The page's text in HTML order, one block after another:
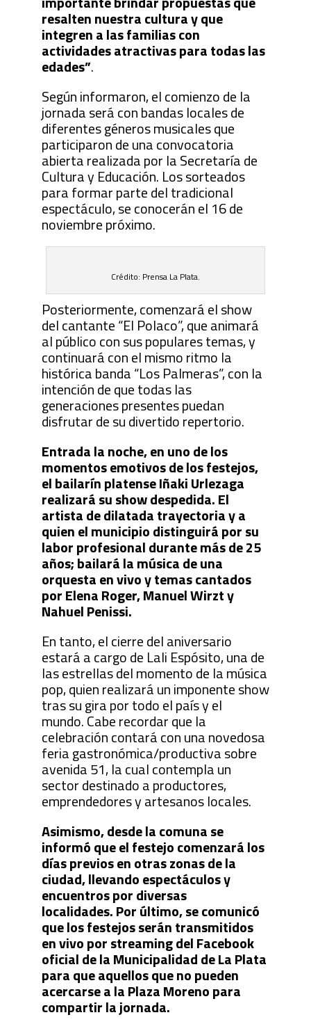
resalten nuestra cultura y que
integren a las familias con
actividades atractivas para todas las
edades”.
Según informaron, el comienzo de la
jornada será con bandas locales de
diferentes géneros musicales que
participaron de una convocatoria
abierta realizada por la Secretaría de
Cultura y Educación. Los sorteados
para formar parte del tradicional
espectáculo, se conocerán el 16 de
noviembre próximo.
Crédito: Prensa La Plata.
Posteriormente, comenzará el show
del cantante “El Polaco”, que animará
al público con sus populares temas, y
continuará con el mismo ritmo la
histórica banda “Los Palmeras”, con la
intención de que todas las
generaciones presentes puedan
disfrutar de su divertido repertorio.
Entrada la noche, en uno de los
momentos emotivos de los festejos,
el bailarín platense Iñaki Urlezaga
realizará su show despedida. El
artista de dilatada trayectoria y a
quien el municipio distinguirá por su
labor profesional durante más de 25
años; bailará la música de una
orquesta en vivo y temas cantados
por Elena Roger, Manuel Wirzt y
Nahuel Penissi.
En tanto, el cierre del aniversario
estará a cargo de Lali Espósito, una de
las estrellas del momento de la música
pop, quien realizará un imponente show
tras su gira por todo el país y el
mundo. Cabe recordar que la
celebración contará con una novedosa
feria gastronómica/productiva sobre
avenida 51, la cual contempla un
sector destinado a productores,
emprendedores y artesanos locales.
Asimismo, desde la comuna se
informó que el festejo comenzará los
días previos en otras zonas de la
ciudad, llevando espectáculos y
encuentros por diversas
localidades. Por último, se comunicó
que los festejos serán transmitidos
en vivo por streaming del Facebook
oficial de la Municipalidad de La Plata
para que aquellos que no pueden
acercarse a la Plaza Moreno para
compartir la jornada.